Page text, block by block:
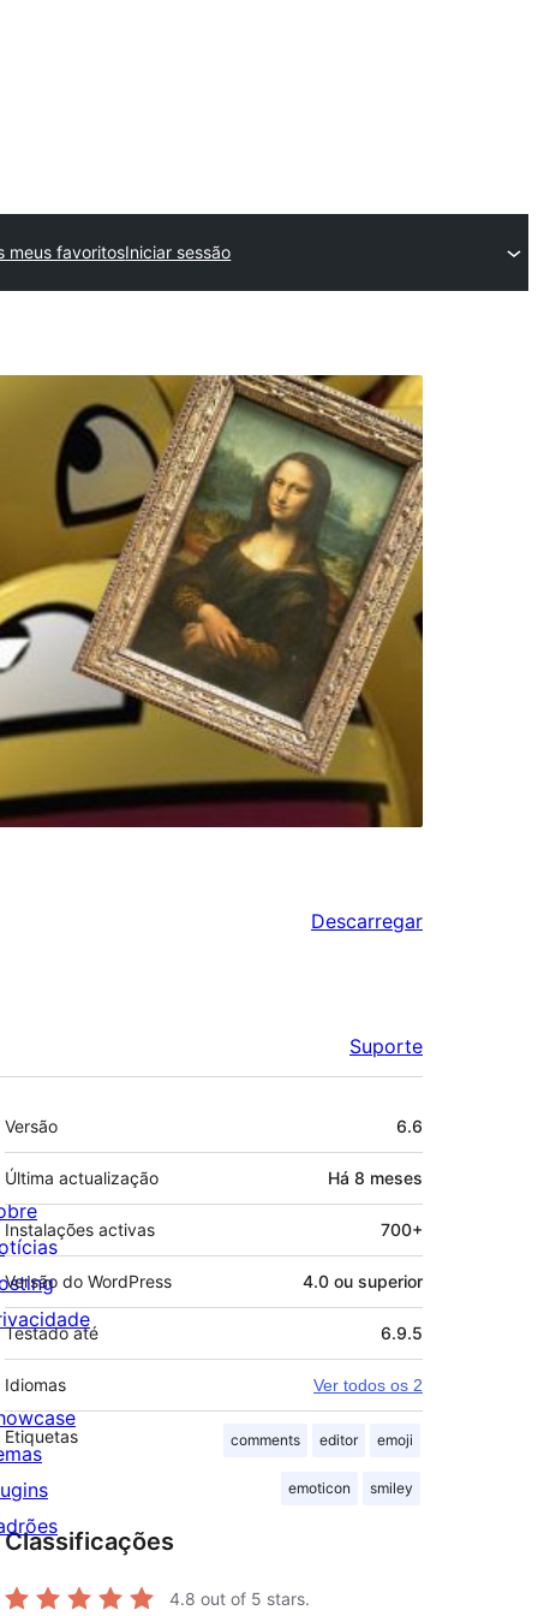
meus favoritosIniciar sessão
Descarregar
Suporte
Metadados
Versão 6.6
Última actualização Há 8 meses
Instalações activas 700+
Versão do WordPress 4.0 ou superior
Testado até 6.9.5
Idiomas Ver todos os 2
Etiquetas comments editor emoji
emoticon smiley
Classificações
4.8 out of 5 stars.